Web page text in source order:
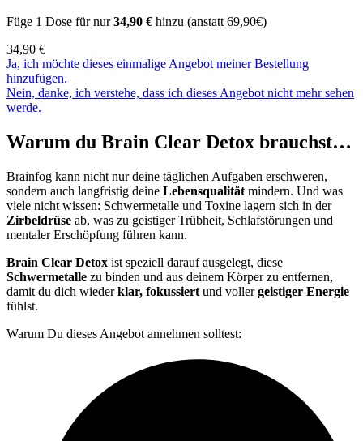
Füge 1 Dose für nur34,90 € hinzu (anstatt 69,90€)
34,90 €
Ja, ich möchte dieses einmalige Angebot meiner Bestellung
hinzufügen.
Nein, danke, ich verstehe, dass ich dieses Angebot nicht mehr sehen
werde.
Warum du Brain Clear Detox brauchst…
Brainfog kann nicht nur deine täglichen Aufgaben erschweren,
sondern auch langfristig deine Lebensqualität mindern. Und was
viele nicht wissen: Schwermetalle und Toxine lagern sich in der
Zirbeldrüse ab, was zu geistiger Trübheit, Schlafstörungen und
mentaler Erschöpfung führen kann.
Brain Clear Detox ist speziell darauf ausgelegt, diese
Schwermetalle zu binden und aus deinem Körper zu entfernen,
damit du dich wiederklar, fokussiert und vollergeistiger Energie
fühlst.
Warum Du dieses Angebot annehmen solltest: